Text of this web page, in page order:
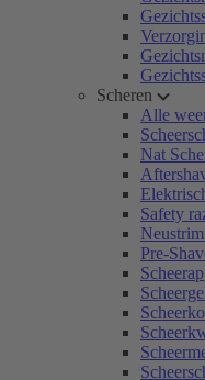
Scheren
Alle
Nat
Safety
Pre-